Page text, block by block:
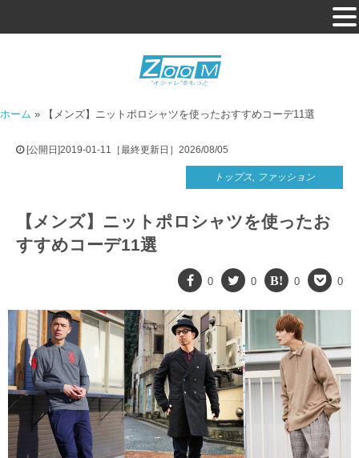
ホーム » 【メンズ】ニットポロシャツを使ったおすすめコーデ11選
[公開日]2019-01-11［最終更新日］2026/08/05
トップス, ファッション
【メンズ】ニットポロシャツを使ったお
すすめコーデ11選
0 0 0 0